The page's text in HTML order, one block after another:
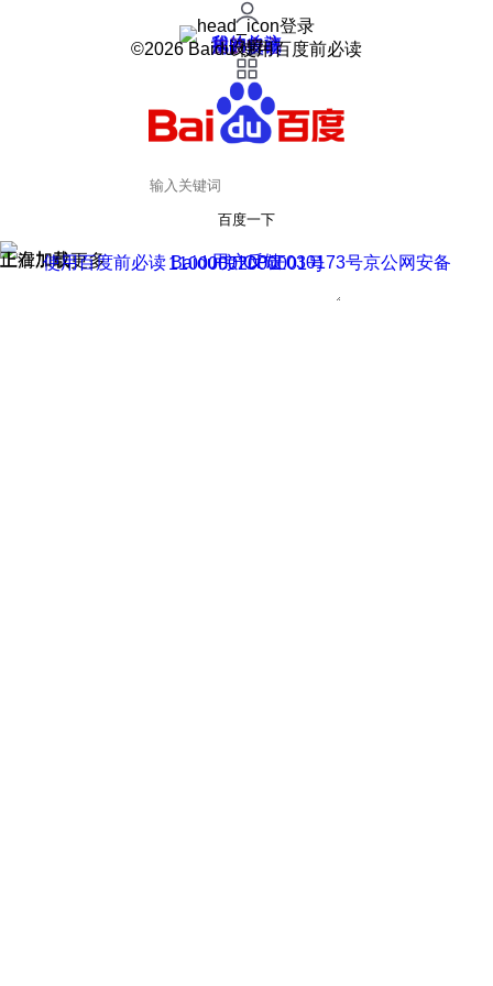
登录
我的关注
我的收藏
皮肤中心
用户反馈
设置
©2026 Baidu 使用百度前必读
百度一下
正在加载
上滑加载更多 用户反馈
使用百度前必读 Baidu 京ICP证030173号
京公网安备11000002000001号